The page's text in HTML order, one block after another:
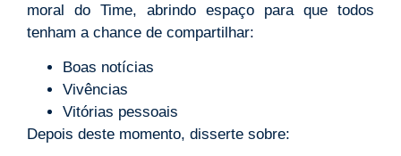
moral do Time, abrindo espaço para que todos
tenham a chance de compartilhar:
Boas notícias
Vivências
Vitórias pessoais
Depois deste momento, disserte sobre: